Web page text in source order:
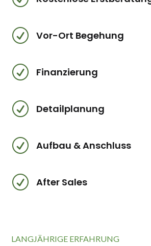
R Vor-Ort Begehung
R Finanzierung
R Detailplanung
R Aufbau & Anschluss
R After Sales
LANGJÄHRIGE ERFAHRUNG